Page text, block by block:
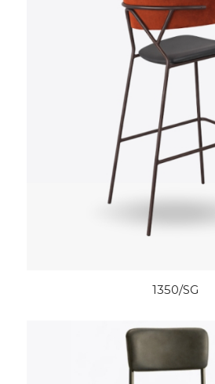
1350/SG